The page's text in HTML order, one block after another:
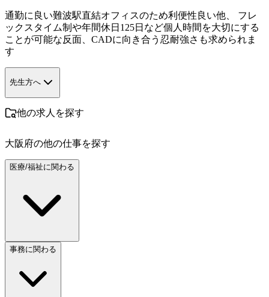
通勤に良い難波駅直結オフィスのため利便性良い他、 フレ
ックスタイム制や年間休日125日など個人時間を大切にする
ことが可能な反面、CADに向き合う忍耐強さも求められま
す
先生方へ
他の求人を探す
大阪府の他の仕事を探す
医療/福祉に関わる
事務に関わる